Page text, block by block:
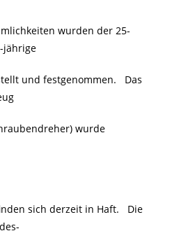
wurden der 25-
jährige
und festgenommen. Das
wurde
sich derzeit in Haft. Die